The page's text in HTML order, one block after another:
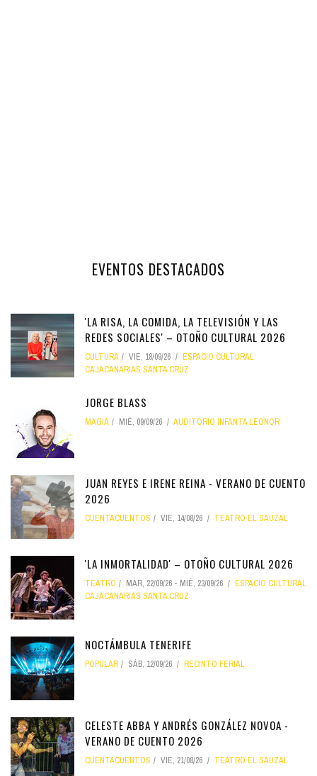
EVENTOS DESTACADOS
'LA RISA, LA COMIDA, LA TELEVISIÓN Y LAS
REDES SOCIALES' – OTOÑO CULTURAL 2026
CULTURA VIE, 18/09/26
ESPACIO CULTURAL
CAJACANARIAS SANTA CRUZ
JORGE BLASS
MAGIA MIÉ, 09/09/26 AUDITORIO INFANTA LEONOR
JUAN REYES E IRENE REINA - VERANO DE CUENTO
2026
CUENTACUENTOS VIE, 14/08/26 TEATRO EL SAUZAL
'LA INMORTALIDAD' – OTOÑO CULTURAL 2026
TEATRO MAR, 22/09/26 - MIÉ, 23/09/26
ESPACIO CULTURAL
CAJACANARIAS SANTA CRUZ
NOCTÁMBULA TENERIFE
POPULAR SÁB, 12/09/26 RECINTO FERIAL
CELESTE ABBA Y ANDRÉS GONZÁLEZ NOVOA -
VERANO DE CUENTO 2026
CUENTACUENTOS VIE, 21/08/26 TEATRO EL SAUZAL